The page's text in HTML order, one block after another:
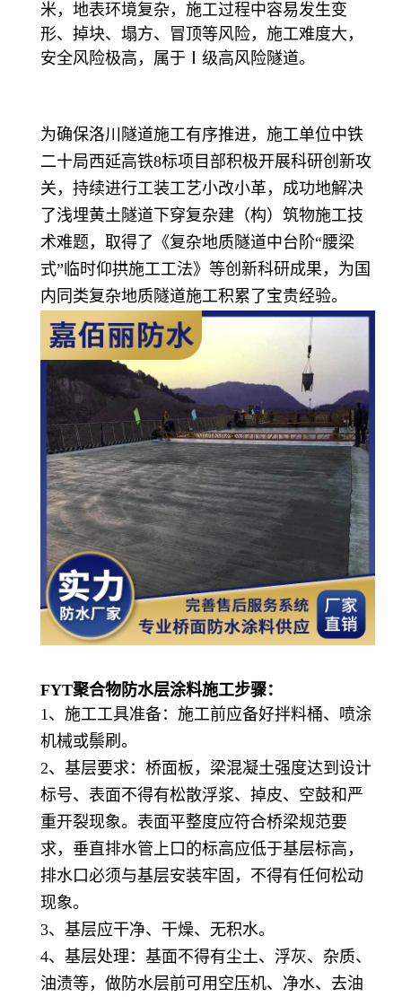
米，地表环境复杂，施工过程中容易发生变
形、掉块、塌方、冒顶等风险，施工难度大，
安全风险极高，属于Ⅰ级高风险隧道。
为确保洛川隧道施工有序推进，施工单位中铁
二十局西延高铁8标项目部积极开展科研创新攻
关，持续进行工装工艺小改小革，成功地解决
了浅埋黄土隧道下穿复杂建（构）筑物施工技
术难题，取得了《复杂地质隧道中台阶“腰梁
式”临时仰拱施工工法》等创新科研成果，为国
内同类复杂地质隧道施工积累了宝贵经验。
FYT聚合物防水层涂料施工步骤：
1、施工工具准备：施工前应备好拌料桶、喷涂
机械或鬃刷。
2、基层要求：桥面板，梁混凝土强度达到设计
标号、表面不得有松散浮浆、掉皮、空鼓和严
重开裂现象。表面平整度应符合桥梁规范要
求，垂直排水管上口的标高应低于基层标高，
排水口必须与基层安装牢固，不得有任何松动
现象。
3、基层应干净、干燥、无积水。
4、基层处理：基面不得有尘土、浮灰、杂质、
油渍等，做防水层前可用空压机、净水、去油